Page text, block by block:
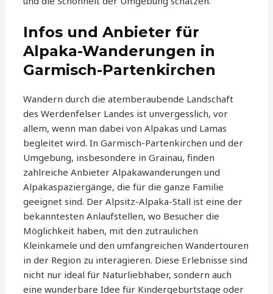
Infos und Anbieter für
Alpaka-Wanderungen in
Garmisch-Partenkirchen
Wandern durch die atemberaubende Landschaft
des Werdenfelser Landes ist unvergesslich, vor
allem, wenn man dabei von Alpakas und Lamas
begleitet wird. In Garmisch-Partenkirchen und der
Umgebung, insbesondere in Grainau, finden
zahlreiche Anbieter Alpakawanderungen und
Alpakaspaziergänge, die für die ganze Familie
geeignet sind. Der Alpsitz-Alpaka-Stall ist eine der
bekanntesten Anlaufstellen, wo Besucher die
Möglichkeit haben, mit den zutraulichen
Kleinkamele und den umfangreichen Wandertouren
in der Region zu interagieren. Diese Erlebnisse sind
nicht nur ideal für Naturliebhaber, sondern auch
eine wunderbare Idee für Kindergeburtstage oder